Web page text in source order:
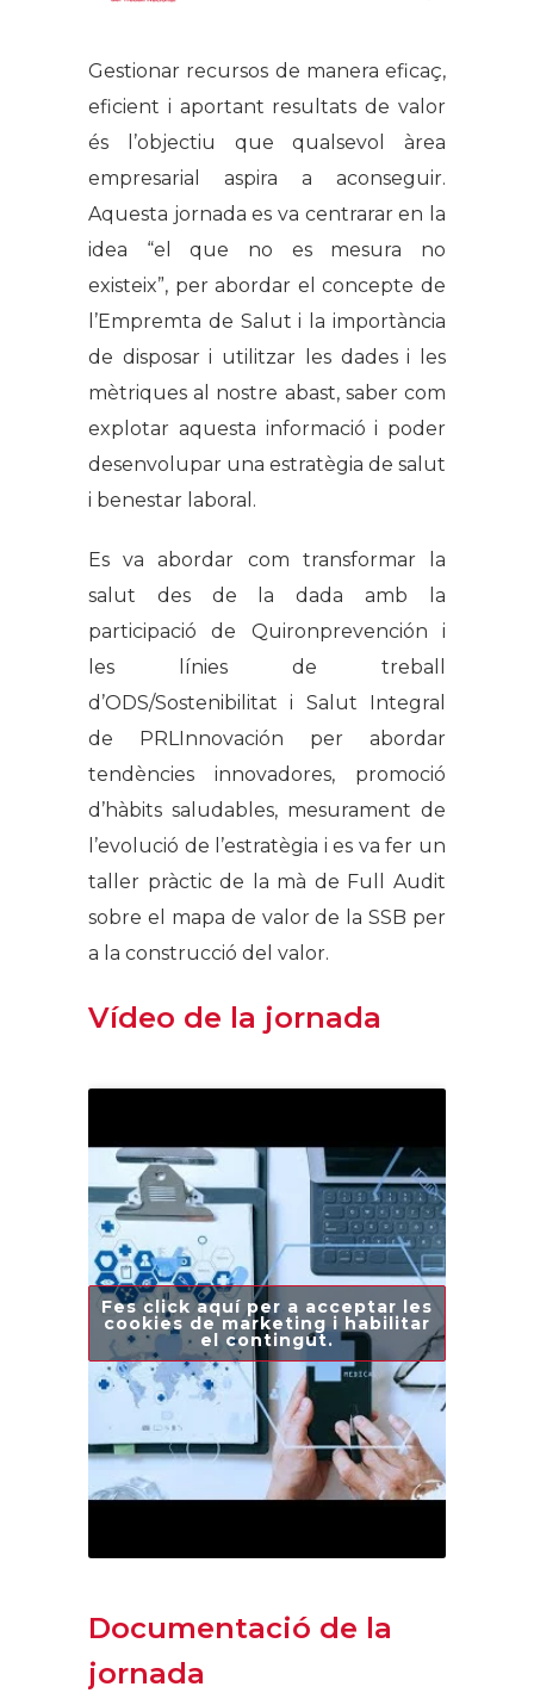
Gestionar recursos de manera eficaç,
eficient i aportant resultats de valor
és l’objectiu que qualsevol àrea
empresarial aspira a aconseguir.
Aquesta jornada es va centrarar en la
idea “el que no es mesura no
existeix”, per abordar el concepte de
l’Empremta de Salut i la importància
de disposar i utilitzar les dades i les
mètriques al nostre abast, saber com
explotar aquesta informació i poder
desenvolupar una estratègia de salut
i benestar laboral.
Es va abordar com transformar la
salut des de la dada amb la
participació de Quironprevención i
les línies de treball
d’ODS/Sostenibilitat i Salut Integral
de PRLInnovación per abordar
tendències innovadores, promoció
d’hàbits saludables, mesurament de
l’evolució de l’estratègia i es va fer un
taller pràctic de la mà de Full Audit
sobre el mapa de valor de la SSB per
a la construcció del valor.
Vídeo de la jornada
Fes click aquí per a acceptar les
cookies de marketing i habilitar
el contingut.
Documentació de la
jornada